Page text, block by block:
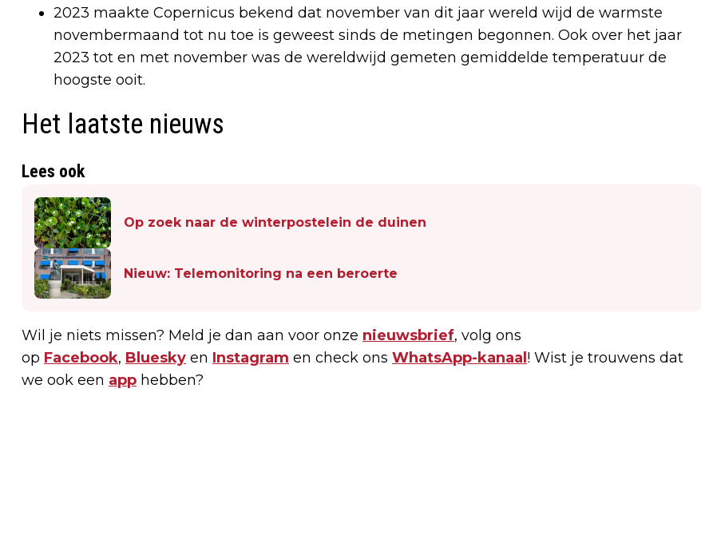
2023 maakte Copernicus bekend dat november van dit jaar wereld wijd de warmste
novembermaand tot nu toe is geweest sinds de metingen begonnen. Ook over het jaar
2023 tot en met november was de wereldwijd gemeten gemiddelde temperatuur de
hoogste ooit.
Het laatste nieuws
Lees ook
Op zoek naar de winterpostelein de duinen
Nieuw: Telemonitoring na een beroerte
Wil je niets missen? Meld je dan aan voor onze nieuwsbrief, volg ons
op Facebook, Bluesky en Instagram en check ons WhatsApp-kanaal! Wist je trouwens dat
we ook een app hebben?